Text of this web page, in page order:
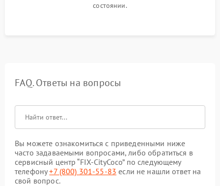
состоянии.
FAQ. Ответы на вопросы
Вы можете ознакомиться с приведенными ниже
часто задаваемыми вопросами, либо обратиться в
сервисный центр “FIX-CityCoco” по следующему
телефону+7 (800) 301-55-83 если не нашли ответ на
свой вопрос.